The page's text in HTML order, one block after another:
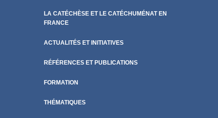
LA CATÉCHÈSE ET LE CATÉCHUMÉNAT EN
FRANCE
ACTUALITÉS ET INITIATIVES
RÉFÉRENCES ET PUBLICATIONS
FORMATION
THÉMATIQUES